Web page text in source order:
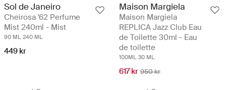
Sol de Janeiro
Cheirosa '62 Perfume
Mist 240ml - Mist
90 ML 240 ML
449 kr
Maison Margiela
Maison Margiela
REPLICA Jazz Club Eau
de Toilette 30ml - Eau
de toilette
100ML 30 ML
617 kr 950 kr